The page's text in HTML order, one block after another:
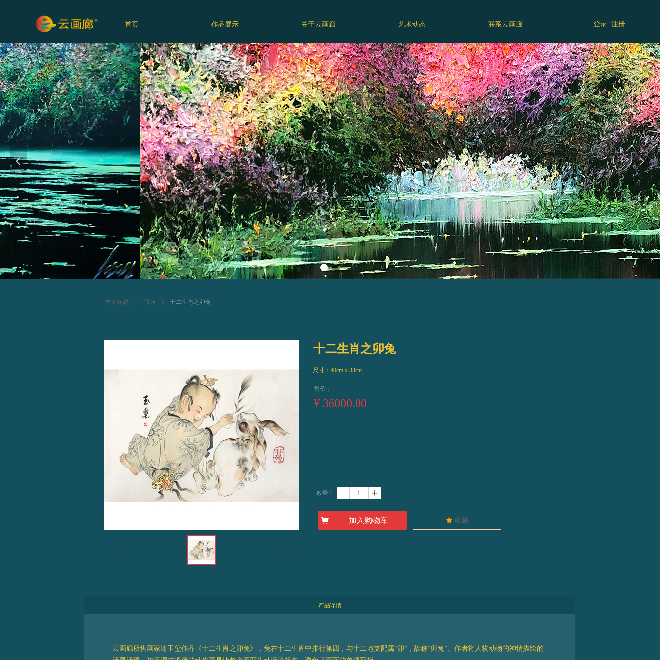
넳 넲
首页 作品展示 关于云画廊 艺术动态 联系云画廊 登录 注册
首页标题 ꄲ 国画 ꄲ 十二生肖之卯兔
十二生肖之卯兔
尺寸：40cm x 33cm
售价：
¥ 36000.00
끄 收藏
数量： ꄷ ꄸ
产品详情
云画廊所售画家谢玉玺作品《十二生肖之卯兔》，兔在十二生肖中排行第四，与十二地支配属“卯”，故称“卯兔”。作者将人物动物的神情描绘的
Control Render Error!ControlType:productSlideBind,StyleName:Style1,ColorName:Item0,Message:InitError, ControlType:productSlideBind Error:未将对象引用设置到对象的实例。
낙 加入购物车